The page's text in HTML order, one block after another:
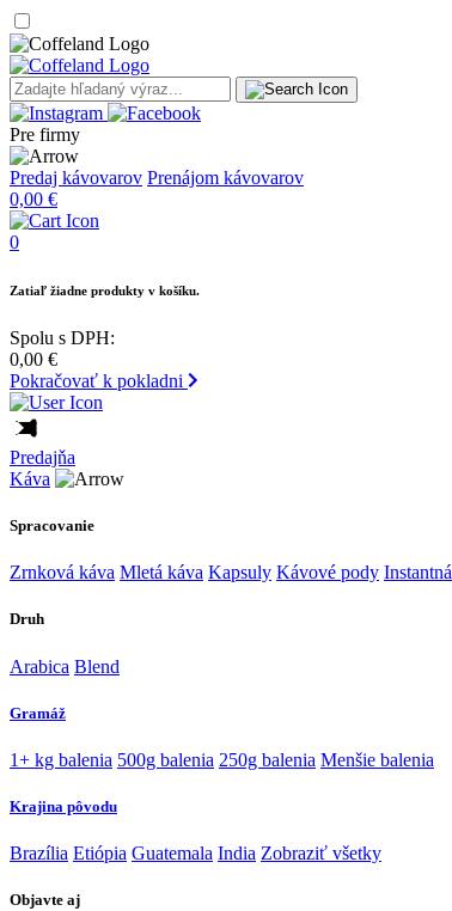
Pre firmy
Predaj kávovarov Prenájom kávovarov
0,00 €
0
Zatiaľ žiadne produkty v košíku.
Spolu s DPH:
0,00 €
Pokračovať k pokladni
Predajňa
Káva
Spracovanie
Zrnková káva Mletá káva Kapsuly Kávové pody Instantná
Druh
Arabica Blend
Gramáž
1+ kg balenia 500g balenia 250g balenia Menšie balenia
Krajina pôvodu
Brazília Etiópia Guatemala India Zobraziť všetky
Objavte aj